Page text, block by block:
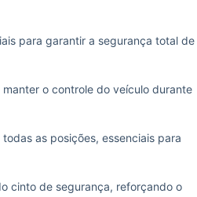
para garantir a segurança total de
manter o controle do veículo durante
as posições, essenciais para
cinto de segurança, reforçando o